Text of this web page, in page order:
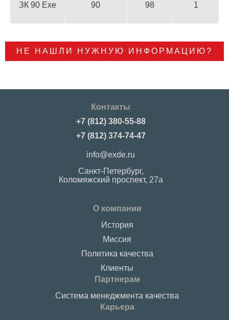
ЗК 90 Exe 90 98 1
НЕ НАШЛИ НУЖНУЮ ИНФОРМАЦИЮ?
Контакты
+7 (812) 380-55-88
+7 (812) 374-74-47
info@exde.ru
Санкт-Петербург,
Коломяжский проспект, 27a
О компании
История
Миссия
Политика качества
Клиенты
Партнерам
Система менеджмента качества
Карьера